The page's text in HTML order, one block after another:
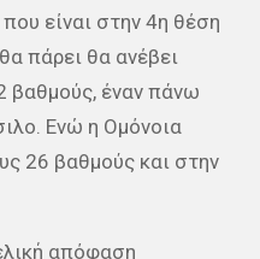
είναι στην 4η θέση
πάρει θα ανέβει
βαθμούς, έναν πάνω
Ενώ η Ομόνοια
26 βαθμούς και στην
απόφαση